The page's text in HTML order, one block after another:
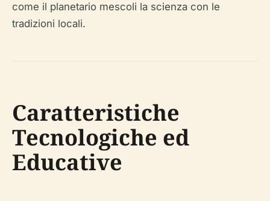
come il planetario mescoli la scienza con le
tradizioni locali.
Caratteristiche
Tecnologiche ed
Educative